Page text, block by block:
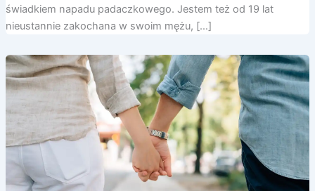
świadkiem napadu padaczkowego. Jestem też od 19 lat
nieustannie zakochana w swoim mężu, […]